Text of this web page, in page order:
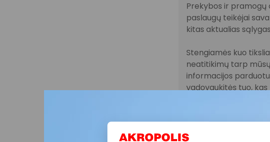
Prekybos ir pramogų
paslaugų teikėjai
kitas aktualias
Stengiamės kuo
neatitikimų tarp
informacijos
vadovaukitės tuo,
Visais klausimais,
vykstančiomis